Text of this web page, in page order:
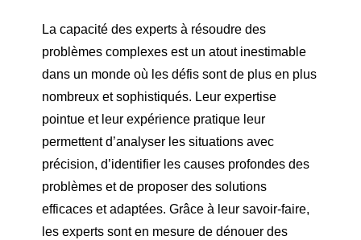
La capacité des experts à résoudre des
problèmes complexes est un atout inestimable
dans un monde où les défis sont de plus en plus
nombreux et sophistiqués. Leur expertise
pointue et leur expérience pratique leur
permettent d’analyser les situations avec
précision, d’identifier les causes profondes des
problèmes et de proposer des solutions
efficaces et adaptées. Grâce à leur savoir-faire,
les experts sont en mesure de dénouer des